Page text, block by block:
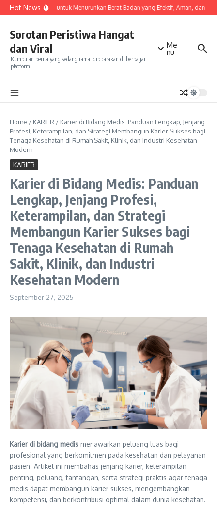
Skip to content
Hot NewsOlahraga untuk Menurunkan Berat Badan yang Efektif, Aman, dan
Sorotan Peristiwa Hangat
dan Viral
Kumpulan berita yang sedang ramai dibicarakan di berbagai
platform.
Me
nu
Home / KARIER / Karier di Bidang Medis: Panduan Lengkap, Jenjang
Profesi, Keterampilan, dan Strategi Membangun Karier Sukses bagi
Tenaga Kesehatan di Rumah Sakit, Klinik, dan Industri Kesehatan
Modern
KARIER
Karier di Bidang Medis: Panduan
Lengkap, Jenjang Profesi,
Keterampilan, dan Strategi
Membangun Karier Sukses bagi
Tenaga Kesehatan di Rumah
Sakit, Klinik, dan Industri
Kesehatan Modern
September 27, 2025
Karier di bidang medis menawarkan peluang luas bagi
profesional yang berkomitmen pada kesehatan dan pelayanan
pasien. Artikel ini membahas jenjang karier, keterampilan
penting, peluang, tantangan, serta strategi praktis agar tenaga
medis dapat membangun karier sukses, mengembangkan
kompetensi, dan berkontribusi optimal dalam dunia kesehatan.